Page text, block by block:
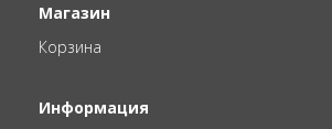
Магазин
Корзина
Информация